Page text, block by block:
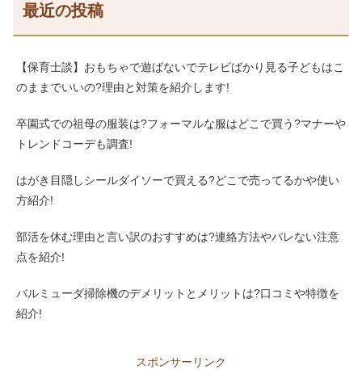
最近の投稿
【保育士談】おもちゃで遊ばないでテレビばかり見る子どもはこ
のままでいいの?理由と対策を紹介します!
卒園式での祖母の服装は?フォーマルな服はどこで買う?マナーや
トレンドコーデも調査!
はがき目隠しシールダイソーで買える?どこで売ってるかや使い
方紹介!
部活を休む理由と言い訳のおすすめは?連絡方法やバレない注意
点を紹介!
バルミューダ掃除機のデメリットとメリットは?口コミや特徴を
紹介!
スポンサーリンク